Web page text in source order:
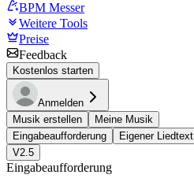
BPM Messer
Weitere Tools
Preise
Feedback
Kostenlos starten
Anmelden
Musik erstellen
Meine Musik
Eingabeaufforderung
Eigener Liedtext
V2.5
Eingabeaufforderung